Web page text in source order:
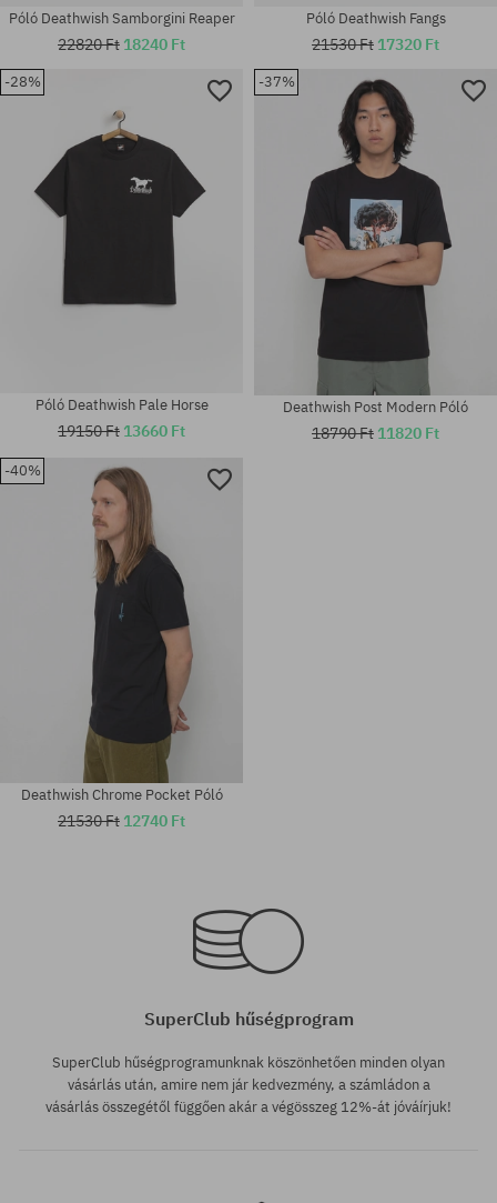
Elérhető méretek:
Póló Deathwish Samborgini Reaper
22820 Ft 18240 Ft
Póló Deathwish Fangs
21530 Ft 17320 Ft
-28%
Póló Deathwish Pale Horse
19150 Ft 13660 Ft
-37%
M
Deathwish Post Modern Póló
18790 Ft 11820 Ft
-40%
Deathwish Chrome Pocket Póló
21530 Ft 12740 Ft
SuperClub hűségprogram
SuperClub hűségprogramunknak köszönhetően minden olyan
vásárlás után, amire nem jár kedvezmény, a számládon a
vásárlás összegétől függően akár a végösszeg 12%-át jóváírjuk!